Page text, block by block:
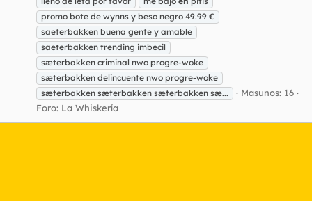
promo bote de wynns y beso negro 49.99 €
saeterbakken buena gente y amable
saeterbakken trending imbecil
sæterbakken criminal nwo progre-woke
sæterbakken delincuente nwo progre-woke
sæterbakken sæterbakken sæterbakken sæ...
Masunos: 16
Foro: La Whiskería